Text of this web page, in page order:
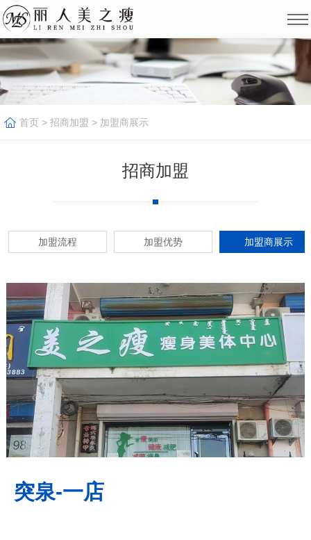
首页 > 招商加盟 > 加盟商展示
招商加盟
加盟流程 加盟优势 加盟商展示
突泉-一店